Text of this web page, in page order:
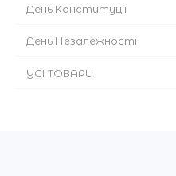
День Конституції
День Незалежності
УСІ ТОВАРИ